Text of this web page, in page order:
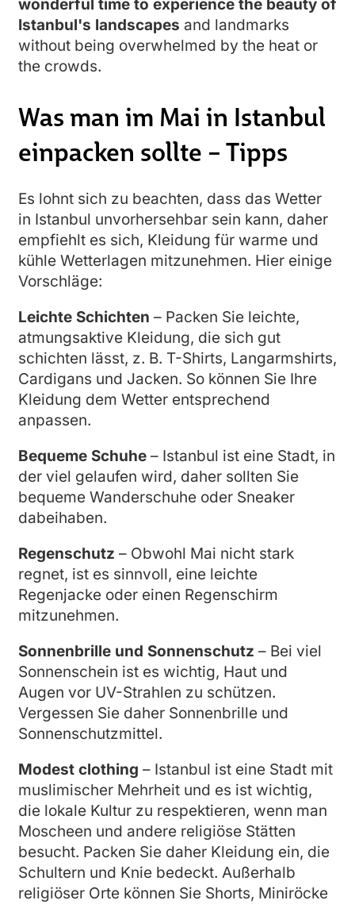
wonderful time to experience the beauty of
Istanbul's landscapes and landmarks
without being overwhelmed by the heat or
the crowds.
Was man im Mai in Istanbul
einpacken sollte – Tipps
Es lohnt sich zu beachten, dass das Wetter
in Istanbul unvorhersehbar sein kann, daher
empfiehlt es sich, Kleidung für warme und
kühle Wetterlagen mitzunehmen. Hier einige
Vorschläge:
Leichte Schichten – Packen Sie leichte,
atmungsaktive Kleidung, die sich gut
schichten lässt, z. B. T-Shirts, Langarmshirts,
Cardigans und Jacken. So können Sie Ihre
Kleidung dem Wetter entsprechend
anpassen.
Bequeme Schuhe – Istanbul ist eine Stadt, in
der viel gelaufen wird, daher sollten Sie
bequeme Wanderschuhe oder Sneaker
dabeihaben.
Regenschutz – Obwohl Mai nicht stark
regnet, ist es sinnvoll, eine leichte
Regenjacke oder einen Regenschirm
mitzunehmen.
Sonnenbrille und Sonnenschutz – Bei viel
Sonnenschein ist es wichtig, Haut und
Augen vor UV-Strahlen zu schützen.
Vergessen Sie daher Sonnenbrille und
Sonnenschutzmittel.
Modest clothing – Istanbul ist eine Stadt mit
muslimischer Mehrheit und es ist wichtig,
die lokale Kultur zu respektieren, wenn man
Moscheen und andere religiöse Stätten
besucht. Packen Sie daher Kleidung ein, die
Schultern und Knie bedeckt. Außerhalb
religiöser Orte können Sie Shorts, Miniröcke